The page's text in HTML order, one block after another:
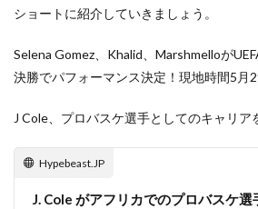
ショートに紹介していきましょう。
Selena Gomez、Khalid、Marshmelloが
決勝でパフォーマンス決定！現地時間5月
J Cole、プロバスケ選手としてのキャリア
Hypebeast.JP
J. Cole がアフリカでのプロバスケ選